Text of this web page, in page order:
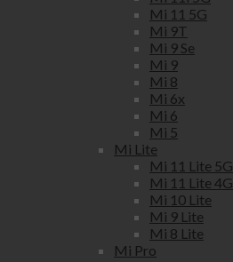
Mi 11 5G
Mi 9T
Mi 9 Se
Mi 9
Mi 8
Mi 6x
Mi 6
Mi 5
Mi Lite
Mi 11 Lite 5G
Mi 11 Lite 4G
Mi 10 Lite
Mi 9 Lite
Mi 8 Lite
Mi Pro